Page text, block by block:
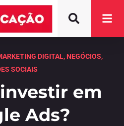
DIGITAL,NEGÓCIOS,
SOCIAIS
em
Ads?